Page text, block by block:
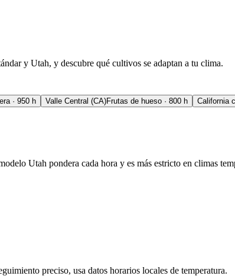
y Utah, y descubre qué cultivos se adaptan a tu clima.
· 950 h Valle Central (CA)Frutas de hueso · 800 h California
Utah pondera cada hora y es más estricto en climas
preciso, usa datos horarios locales de temperatura.